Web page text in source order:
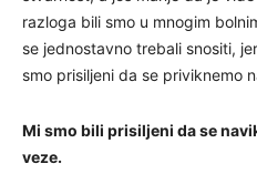
razloga bili smo u mnogim
se jednostavno trebali snositi,
smo prisiljeni da se priviknemo
Mi smo bili prisiljeni da se
veze.